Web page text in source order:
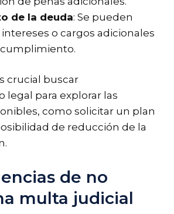
de la deuda: Se pueden
o cargos adicionales
crucial buscar
legal para explorar las
como solicitar un plan
de reducción de la
de no
multa judicial